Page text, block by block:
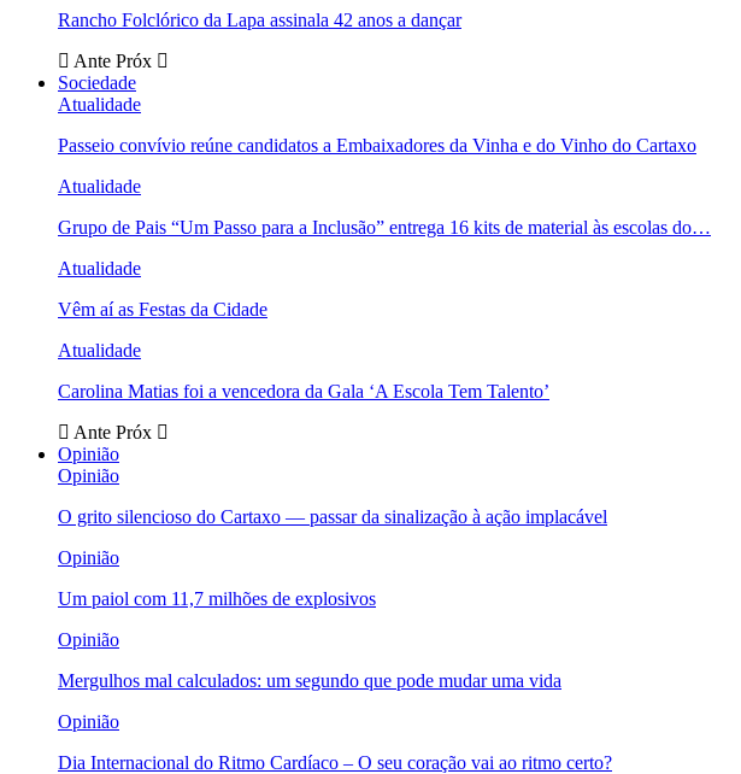
Rancho Folclórico da Lapa assinala 42 anos a dançar
Ante Próx
Sociedade
Atualidade
Passeio convívio reúne candidatos a Embaixadores da Vinha e do Vinho do Cartaxo
Atualidade
Grupo de Pais “Um Passo para a Inclusão” entrega 16 kits de material às escolas do…
Atualidade
Vêm aí as Festas da Cidade
Atualidade
Carolina Matias foi a vencedora da Gala ‘A Escola Tem Talento’
Ante Próx
Opinião
Opinião
O grito silencioso do Cartaxo — passar da sinalização à ação implacável
Opinião
Um paiol com 11,7 milhões de explosivos
Opinião
Mergulhos mal calculados: um segundo que pode mudar uma vida
Opinião
Dia Internacional do Ritmo Cardíaco – O seu coração vai ao ritmo certo?